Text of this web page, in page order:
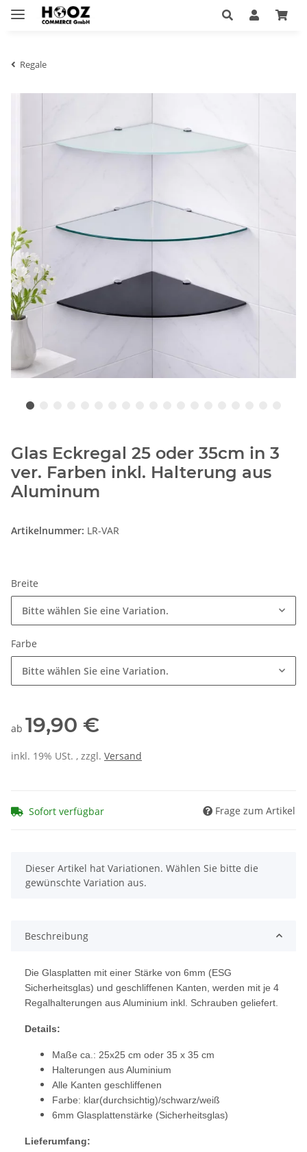
Regale
Glas Eckregal 25 oder 35cm in 3
ver. Farben inkl. Halterung aus
Aluminum
Artikelnummer: LR-VAR
Breite
Bitte wählen Sie eine Variation.
Farbe
Bitte wählen Sie eine Variation.
ab 19,90 €
inkl. 19% USt. , zzgl. Versand
Sofort verfügbar Frage zum Artikel
x
Dieser Artikel hat Variationen. Wählen Sie bitte die
gewünschte Variation aus.
Beschreibung
Die Glasplatten mit einer Stärke von 6mm (ESG
Sicherheitsglas) und geschliffenen Kanten, werden mit je 4
Regalhalterungen aus Aluminium inkl. Schrauben geliefert.
Details:
Maße ca.: 25x25 cm oder 35 x 35 cm
Halterungen aus Aluminium
Alle Kanten geschliffenen
Farbe: klar(durchsichtig)/schwarz/weiß
6mm Glasplattenstärke (Sicherheitsglas)
Lieferumfang: